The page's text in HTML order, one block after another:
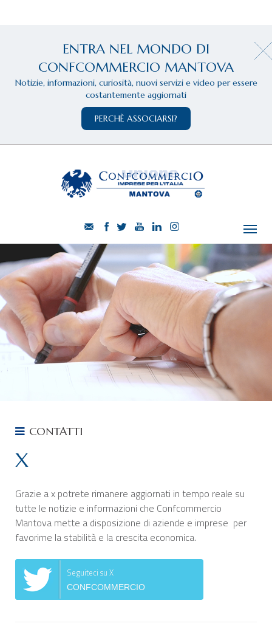
ENTRA NEL MONDO DI
CONFCOMMERCIO MANTOVA
Notizie, informazioni, curiosità, nuovi servizi e video per essere
costantemente aggiornati
PERCHÈ ASSOCIARSI?
CHI SIAMO
SERVIZI
CATEGORIE
DELEGAZIONI
ATTIVITÀ STORICHE
DOVE SIAMO
CONTATTI
CONTATTI
X
Grazie a x potrete rimanere aggiornati in tempo reale su
tutte le notizie e informazioni che Confcommercio
Mantova mette a disposizione di aziende e imprese per
favorirne la stabilità e la crescita economica.
Seguiteci su X
CONFCOMMERCIO